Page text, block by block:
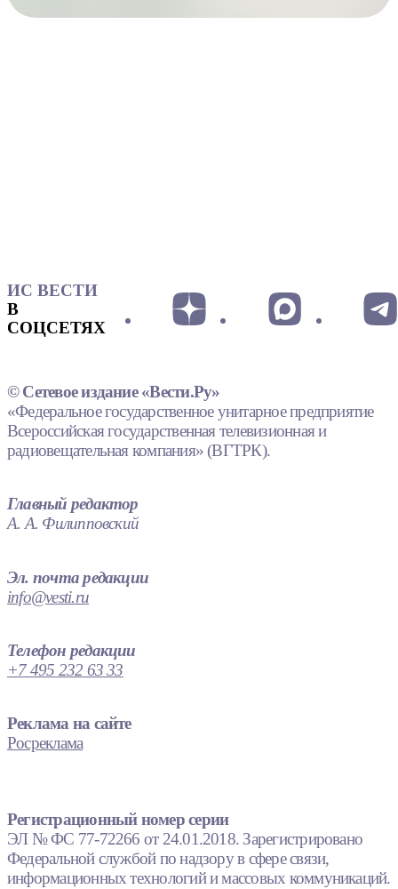
ИС ВЕСТИ
В
СОЦСЕТЯХ
© Сетевое издание «Вести.Ру»
«Федеральное государственное унитарное предприятие
Всероссийская государственная телевизионная и
радиовещательная компания» (ВГТРК).
Главный редактор
А. А. Филипповский
Эл. почта редакции
info@vesti.ru
Телефон редакции
+7 495 232 63 33
Реклама на сайте
Росреклама
Регистрационный номер серии
ЭЛ № ФС 77-72266 от 24.01.2018. Зарегистрировано
Федеральной службой по надзору в сфере связи,
информационных технологий и массовых коммуникаций.